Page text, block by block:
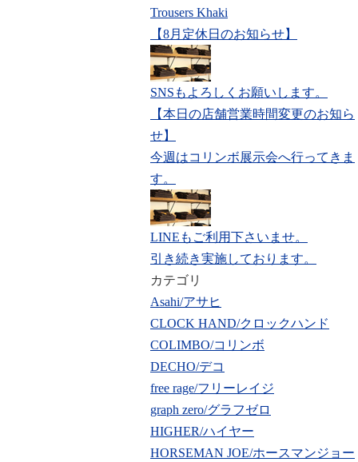
Trousers Khaki
【8月定休日のお知らせ】
SNSもよろしくお願いします。
【本日の店舗営業時間変更のお知ら
せ】
今週はコリンボ展示会へ行ってきま
す。
LINEもご利用下さいませ。
引き続き実施しております。
カテゴリ
Asahi/アサヒ
CLOCK HAND/クロックハンド
COLIMBO/コリンボ
DECHO/デコ
free rage/フリーレイジ
graph zero/グラフゼロ
HIGHER/ハイヤー
HORSEMAN JOE/ホースマンジョー